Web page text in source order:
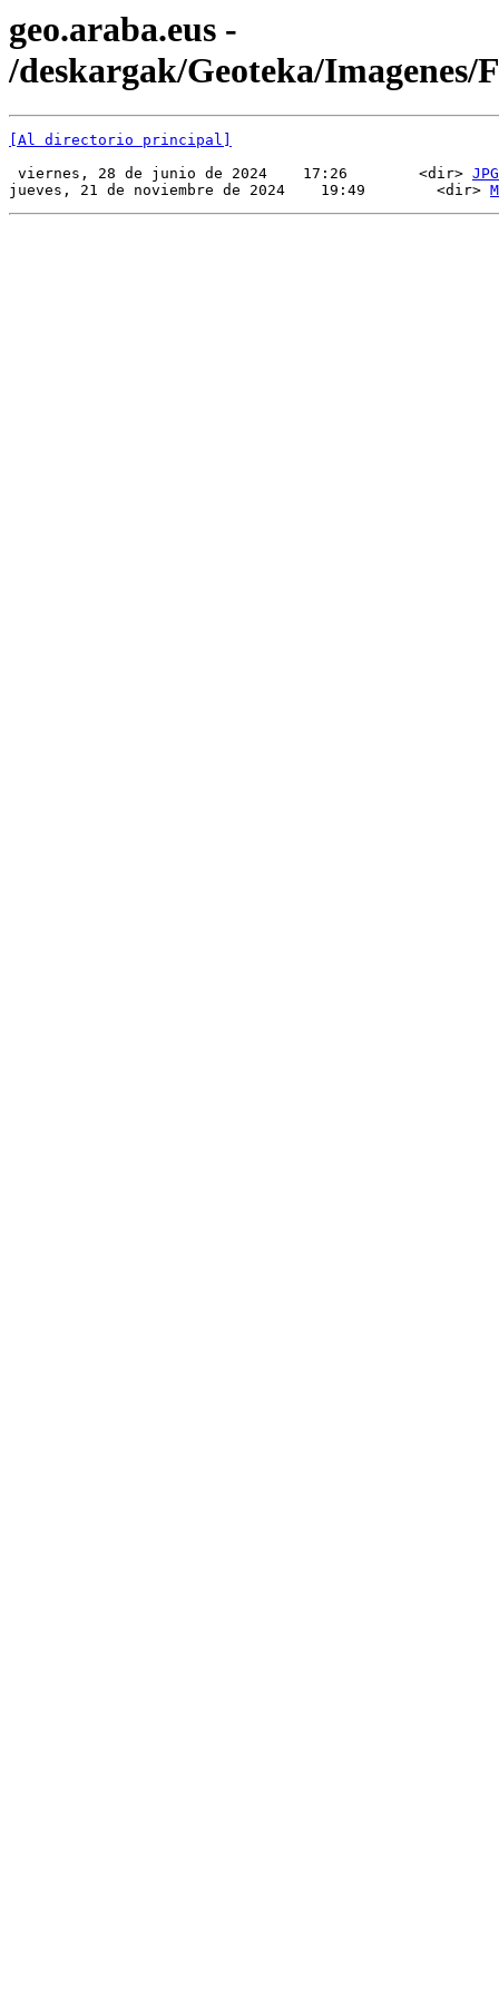
geo.araba.eus -
/deskargak/Geoteka/Imagenes/
[Al directorio principal]
viernes, 28 de junio de 2024    17:26        <dir> JPG
jueves, 21 de noviembre de 2024    19:49        <dir>